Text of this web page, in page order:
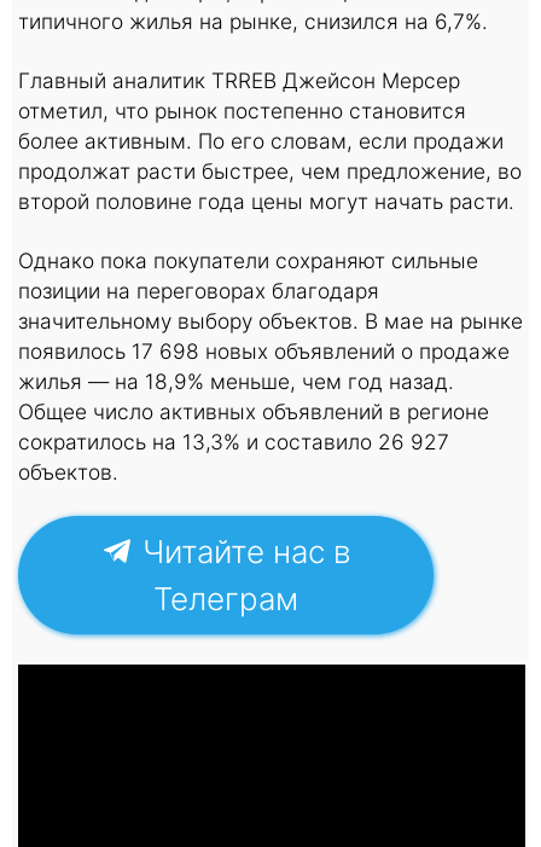
типичного жилья на рынке, снизился на 6,7%.
Главный аналитик TRREB Джейсон Мерсер
отметил, что рынок постепенно становится
более активным. По его словам, если продажи
продолжат расти быстрее, чем предложение, во
второй половине года цены могут начать расти.
Однако пока покупатели сохраняют сильные
позиции на переговорах благодаря
значительному выбору объектов. В мае на рынке
появилось 17 698 новых объявлений о продаже
жилья — на 18,9% меньше, чем год назад.
Общее число активных объявлений в регионе
сократилось на 13,3% и составило 26 927
объектов.
Читайте нас в
Телеграм